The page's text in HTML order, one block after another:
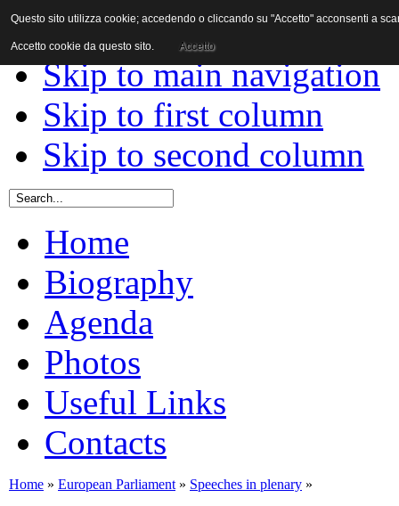
Skip to content
Skip to main navigation
Skip to first column
Skip to second column
Home
Biography
Agenda
Photos
Useful Links
Contacts
Home » European Parliament » Speeches in plenary »
Questo sito utilizza cookie; accedendo o cliccando su "Accetto" acconsenti a
Accetto cookie da questo sito. Accetto